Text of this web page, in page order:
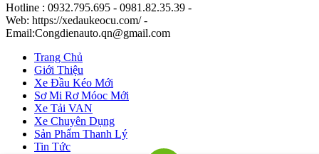
Hotline : 0932.795.695 - 0981.82.35.39 -
Web: https://xedaukeocu.com/ -
Email:Congdienauto.qn@gmail.com
Trang Chủ
Giới Thiệu
Xe Đầu Kéo Mới
Sơ Mi Rơ Móoc Mới
Xe Tải VAN
Xe Chuyên Dụng
Sản Phẩm Thanh Lý
Tin Tức